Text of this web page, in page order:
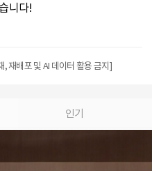
니다!
재배포 및 AI 데이터 활용 금지]
인기